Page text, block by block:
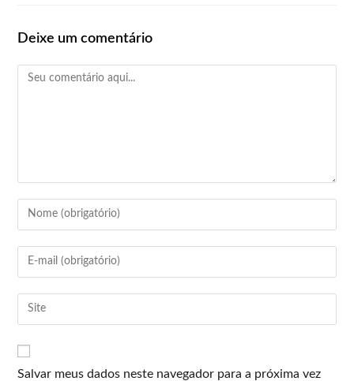
Deixe um comentário
Salvar meus dados neste navegador para a próxima vez